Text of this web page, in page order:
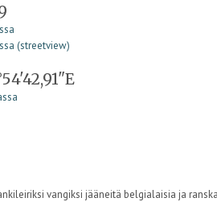
(streetview)
vangiksi jääneitä belgialaisia ja